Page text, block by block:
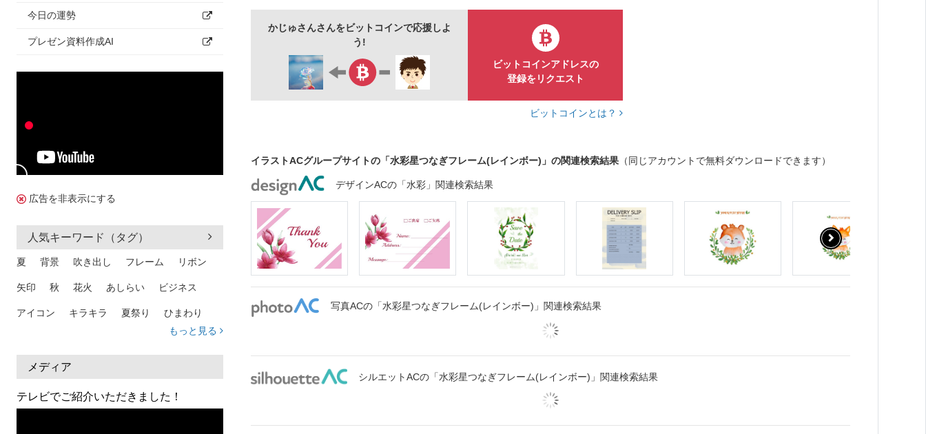
今日の運勢
プレゼン資料作成AI
広告を非表示にする
人気キーワード（タグ）
夏 背景 吹き出し フレーム リボン
矢印 秋 花火 あしらい ビジネス
アイコン キラキラ 夏祭り ひまわり
熱中症
人物 暑中見舞い
日本地図 海
もっと見る
メディア
テレビでご紹介いただきました！
かわいい おしゃれ スター レインボー 長方形
かじゅさんさんをビットコインで応援しよ
う!
ビットコインアドレスの
登録をリクエスト
ビットコインとは？
イラストACグループサイトの「水彩星つなぎフレーム(レインボー)」の関連検索結果 （同じアカウントで無料ダウンロードできます）
デザインACの「水彩」関連検索結果
写真ACの「水彩星つなぎフレーム(レインボー)」関連検索結果
シルエットACの「水彩星つなぎフレーム(レインボー)」関連検索結果